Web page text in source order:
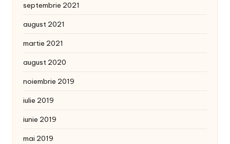
septembrie 2021
august 2021
martie 2021
august 2020
noiembrie 2019
iulie 2019
iunie 2019
mai 2019